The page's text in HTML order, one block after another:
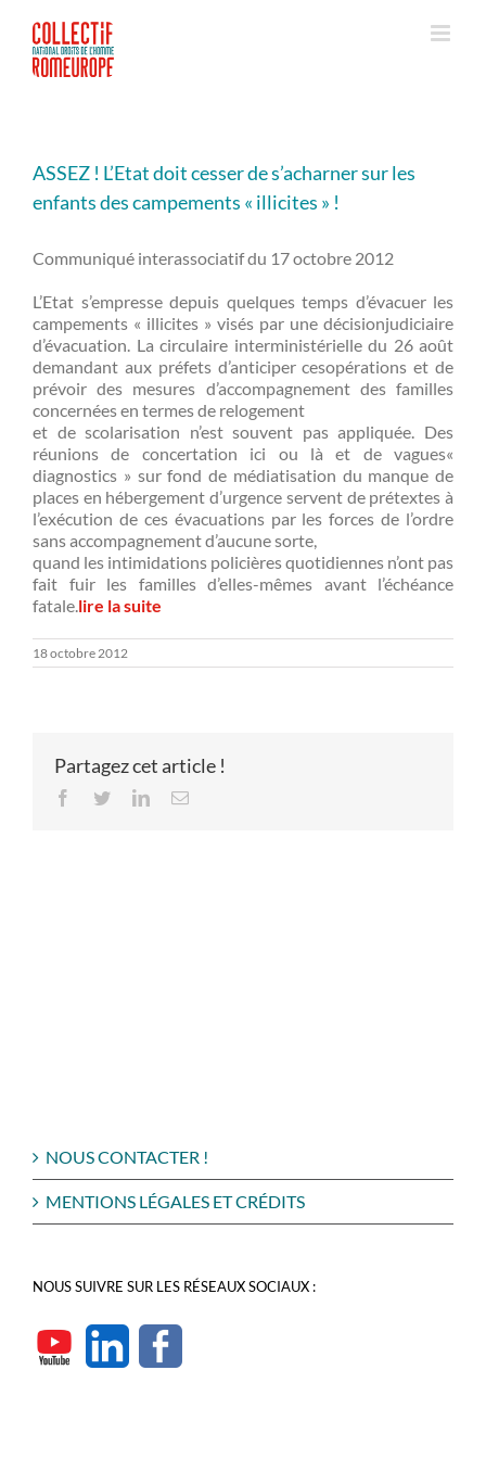
contenu
ASSEZ ! L’Etat doit cesser de s’acharner sur les
enfants des campements « illicites » !
Communiqué interassociatif du 17 octobre 2012
L’Etat s’empresse depuis quelques temps d’évacuer les
campements « illicites » visés par une décisionjudiciaire
d’évacuation. La circulaire interministérielle du 26 août
demandant aux préfets d’anticiper cesopérations et de
prévoir des mesures d’accompagnement des familles
concernées en termes de relogement
et de scolarisation n’est souvent pas appliquée. Des
réunions de concertation ici ou là et de vagues«
diagnostics » sur fond de médiatisation du manque de
places en hébergement d’urgence servent de prétextes à
l’exécution de ces évacuations par les forces de l’ordre
sans accompagnement d’aucune sorte,
quand les intimidations policières quotidiennes n’ont pas
fait fuir les familles d’elles-mêmes avant l’échéance
fatale. lire la suite
18 octobre 2012
Partagez cet article !
Facebook
TwitterLinkedInEmail
NOUS CONTACTER !
MENTIONS LÉGALES ET CRÉDITS
NOUS SUIVRE SUR LES RÉSEAUX SOCIAUX :